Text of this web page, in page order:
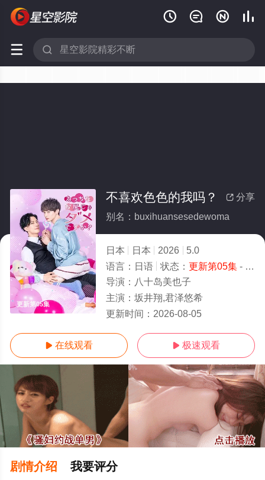
   
 
更新第05集
 分享
不喜欢色色的我吗？
别名：buxihuansesedewoma
日本 日本 2026
5.0
语言： 日语 状态： 更新第05集- 免费观看
导演： 八十岛美也子
主演： 坂井翔,君泽悠希
更新时间： 2026-08-05
 在线观看  极速观看
剧情介绍 我要评分